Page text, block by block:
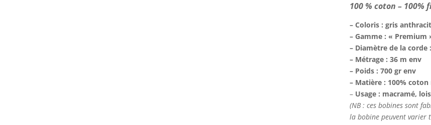
100 % coton –
– Coloris : gris
– Gamme : « Premium
– Diamètre de la corde
– Métrage : 36 m env
– Poids : 700 gr env
– Matière : 100%
– Usage : macramé,
(NB : ces bobines sont
la bobine peuvent varier